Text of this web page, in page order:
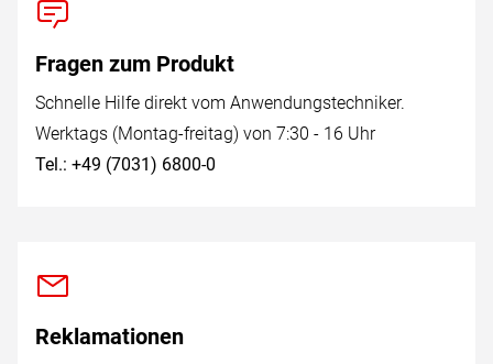
Fragen zum Produkt
Schnelle Hilfe direkt vom Anwendungstechniker.
Werktags (Montag-freitag) von 7:30 - 16 Uhr
Tel.: +49 (7031) 6800-0
Reklamationen